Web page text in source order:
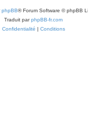
phpBB® Forum Software © phpBB
Traduit parphpBB-fr.com
Confidentialité | Conditions